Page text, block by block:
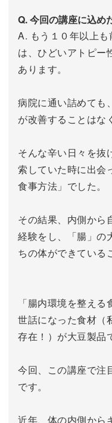
Q. 今回の講座に込め
A. もう１０年以上
は、ひどいアトピー
あります。
病院に通い詰めても
が改善することはな
そんな辛い日々を抜
索していた時に出会
食事方法」でした。
その結果、内側から
経験をし、「腸」の
ちの体ができている
「腸内環境を整え
世話になった食材（
存在！）が大豆製品
今回、この講座で注
です。
近年、体の内側から